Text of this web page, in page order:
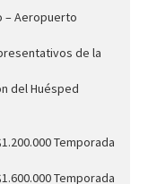
– Aeropuerto
de la
del Huésped
Temporada
Temporada